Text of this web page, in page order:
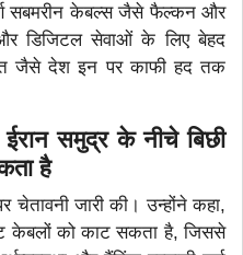
सबमरीन केबल्स जैसे फैल्कन और
डिजिटल सेवाओं के लिए बेहद
जैसे देश इन पर काफी हद तक
समुद्र के नीचे बिछी
है
चेतावनी जारी की। उन्होंने कहा,
केबलों को काट सकता है, जिससे